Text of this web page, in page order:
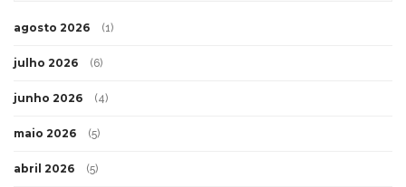
agosto 2026 (1)
julho 2026 (6)
junho 2026 (4)
maio 2026 (5)
abril 2026 (5)